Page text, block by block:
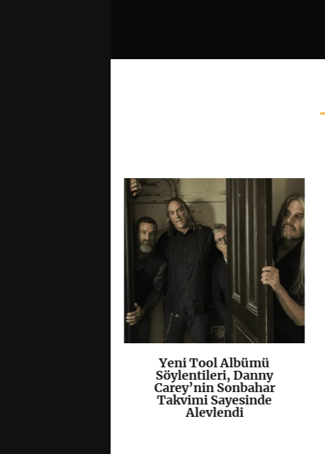
K+
Yeni Tool Albümü
Söylentileri, Danny
Carey’nin Sonbahar
Takvimi Sayesinde
Alevlendi